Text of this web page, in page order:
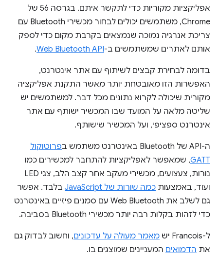
אפליקציות מקוריות כדי לתקשר איתם. בגרסה 56 של
Chrome, משתמשים יכולים לבחור מכשירי Bluetooth עם
צריכת אנרגיה נמוכה שנמצאים בקרבת מקום כדי לספק
אותם לאתרים שמשתמשים ב-Web Bluetooth API
.
בדומה לבחירת קבצים לשיתוף עם אתר אינטרנט,
האפשרות הזו מאובטחת יותר מאשר התקנת אפליקציה
מקורית שיכולה לקרוא נתונים מכל דבר. למשתמשים יש
שליטה מלאה על המועד שבו המכשיר ישותף עם אתר
אינטרנט ספציפי, ועל המכשיר שישותף.
ה-API של Bluetooth באינטרנט משתמש ב
פרוטוקול
GATT, שמאפשר לאפליקציות להתחבר למכשירים כמו
נורות, צעצועים, מכשירי מעקב אחר קצב הלב, צגי LED
ועוד, באמצעות כמה שורות של JavaScript
בלבד. אפשר
גם לשלב את Web Bluetooth עם סמנים פיזיים באינטרנט
כדי לזהות בקלות רבה יותר מכשירי Bluetooth בסביבה.
ל-Francois יש מאמר מעולה על עדכונים, וחשוב לבדוק גם
את הדמואים המעניינים שמוצגים בו.